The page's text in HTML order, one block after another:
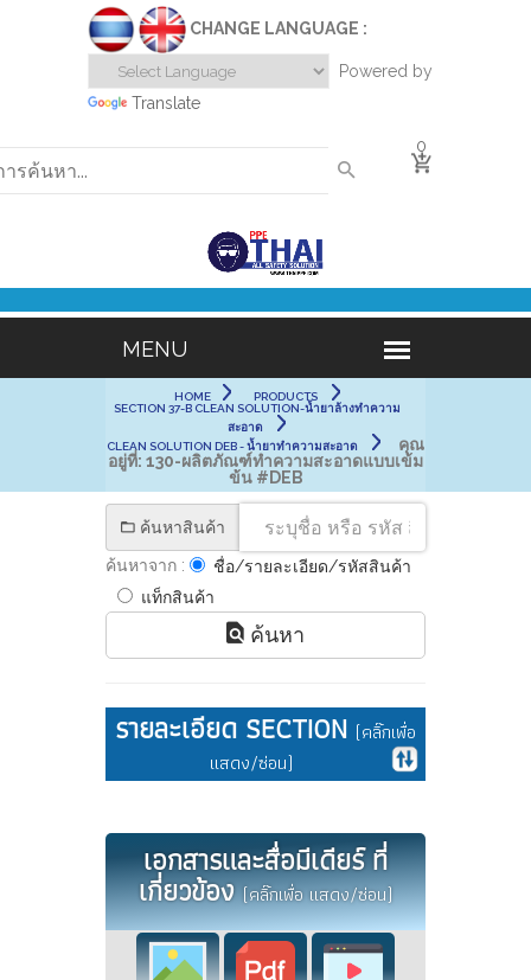
CHANGE LANGUAGE :
Powered by
Translate
0
HOME
PRODUCTS
SECTION 37-B CLEAN SOLUTION-น้ำยาล้างทำความ
สะอาด
CLEAN SOLUTION DEB - น้ำยาทำความสะอาด
คุณ
อยู่ที่: 130-ผลิตภัณฑ์ทำความสะอาดแบบเข้ม
ข้น #DEB
ค้นหาสินค้า
ค้นหาจาก :
ชื่อ/รายละเอียด/รหัสสินค้า
แท็กสินค้า
ค้นหา
รายละเอียด SECTION (คลิ๊กเพื่อ
แสดง/ซ่อน)
เอกสารและสื่อมีเดียร์ ที่
เกี่ยวข้อง(คลิ๊กเพื่อ แสดง/ซ่อน)